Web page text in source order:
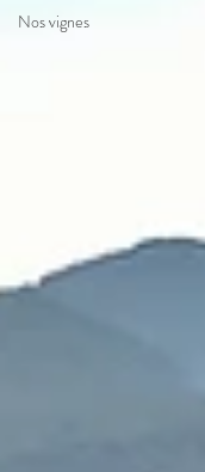
Nos vignes